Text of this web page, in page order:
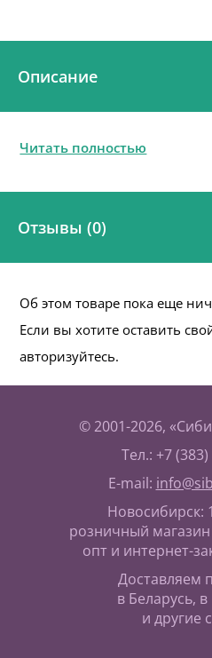
Описание
Читать полностью
Отзывы (0)
Об этом товаре пока еще
Если вы хотите оставить
авторизуйтесь.
© 2001-2026,
Тел.: +7
E-mail:
Новосибирск:
розничный
опт и интернет-
Доставляем
в Беларусь, в
и другие